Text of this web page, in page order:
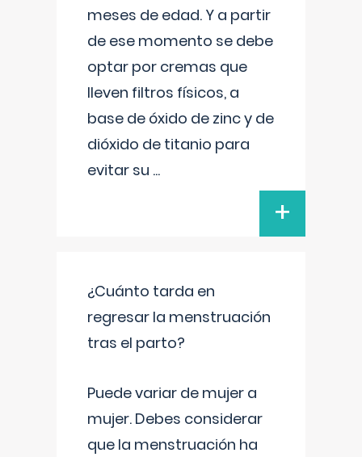
meses de edad. Y a partir
de ese momento se debe
optar por cremas que
lleven filtros físicos, a
base de óxido de zinc y de
dióxido de titanio para
evitar su ...
+
¿Cuánto tarda en
regresar la menstruación
tras el parto?
Puede variar de mujer a
mujer. Debes considerar
que la menstruación ha